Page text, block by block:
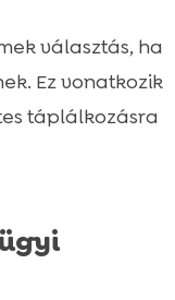
választás, ha
Ez vonatkozik
táplálkozásra